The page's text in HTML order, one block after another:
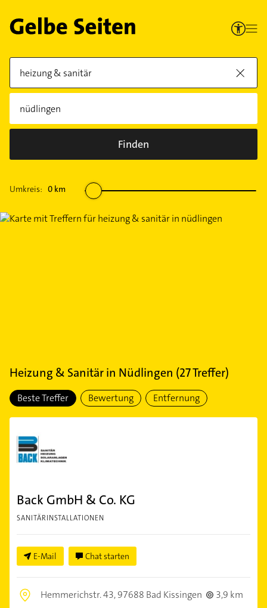
Finden
Umkreis: 0 km
Heizung & Sanitärin Nüdlingen (27Treffer)
Beste Treffer Bewertung Entfernung
Back GmbH & Co. KG
SANITÄRINSTALLATIONEN
E-Mail Chat starten
Hemmerichstr. 43,97688 Bad Kissingen
3,9 km